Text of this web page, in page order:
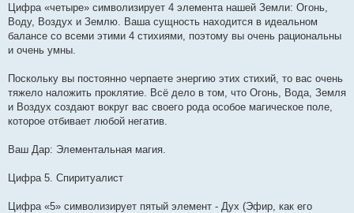
Цифра «четыре» символизирует 4 элемента нашей Земли: Огонь,
Воду, Воздух и Землю. Ваша сущность находится в идеальном
балансе со всеми этими 4 стихиями, поэтому вы очень рациональны
и очень умны.
Поскольку вы постоянно черпаете энергию этих стихий, то вас очень
тяжело наложить проклятие. Всё дело в том, что Огонь, Вода, Земля
и Воздух создают вокруг вас своего рода особое магическое поле,
которое отбивает любой негатив.
Ваш Дар: Элементальная магия.
Цифра 5. Спиритуалист
Цифра «5» символизирует пятый элемент - Дух (Эфир, как его